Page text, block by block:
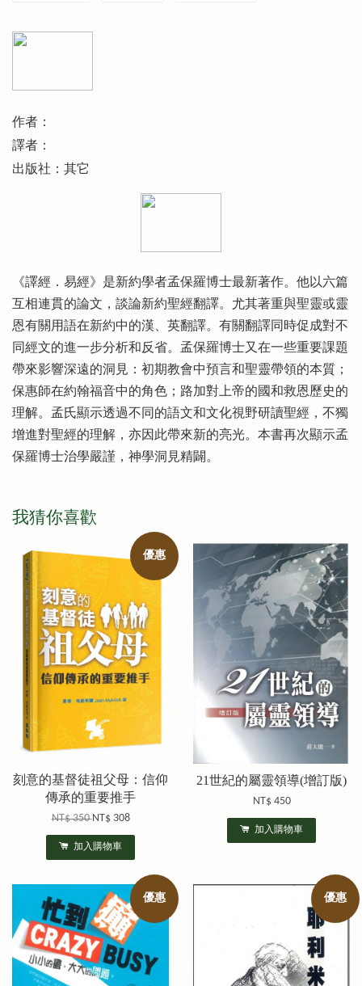
作者：
譯者：
出版社：其它
《譯經．易經》是新約學者孟保羅博士最新著作。他以六篇
互相連貫的論文，談論新約聖經翻譯。尤其著重與聖靈或靈
恩有關用語在新約中的漢、英翻譯。有關翻譯同時促成對不
同經文的進一步分析和反省。孟保羅博士又在一些重要課題
帶來影響深遠的洞見：初期教會中預言和聖靈帶領的本質；
保惠師在約翰福音中的角色；路加對上帝的國和救恩歷史的
理解。孟氏顯示透過不同的語文和文化視野研讀聖經，不獨
增進對聖經的理解，亦因此帶來新的亮光。本書再次顯示孟
保羅博士治學嚴謹，神學洞見精闢。
我猜你喜歡
優惠
刻意的基督徒祖父母：信仰
傳承的重要推手
NT$ 350NT$ 308
加入購物車
21世紀的屬靈領導(增訂版)
NT$ 450
加入購物車
優惠 優惠